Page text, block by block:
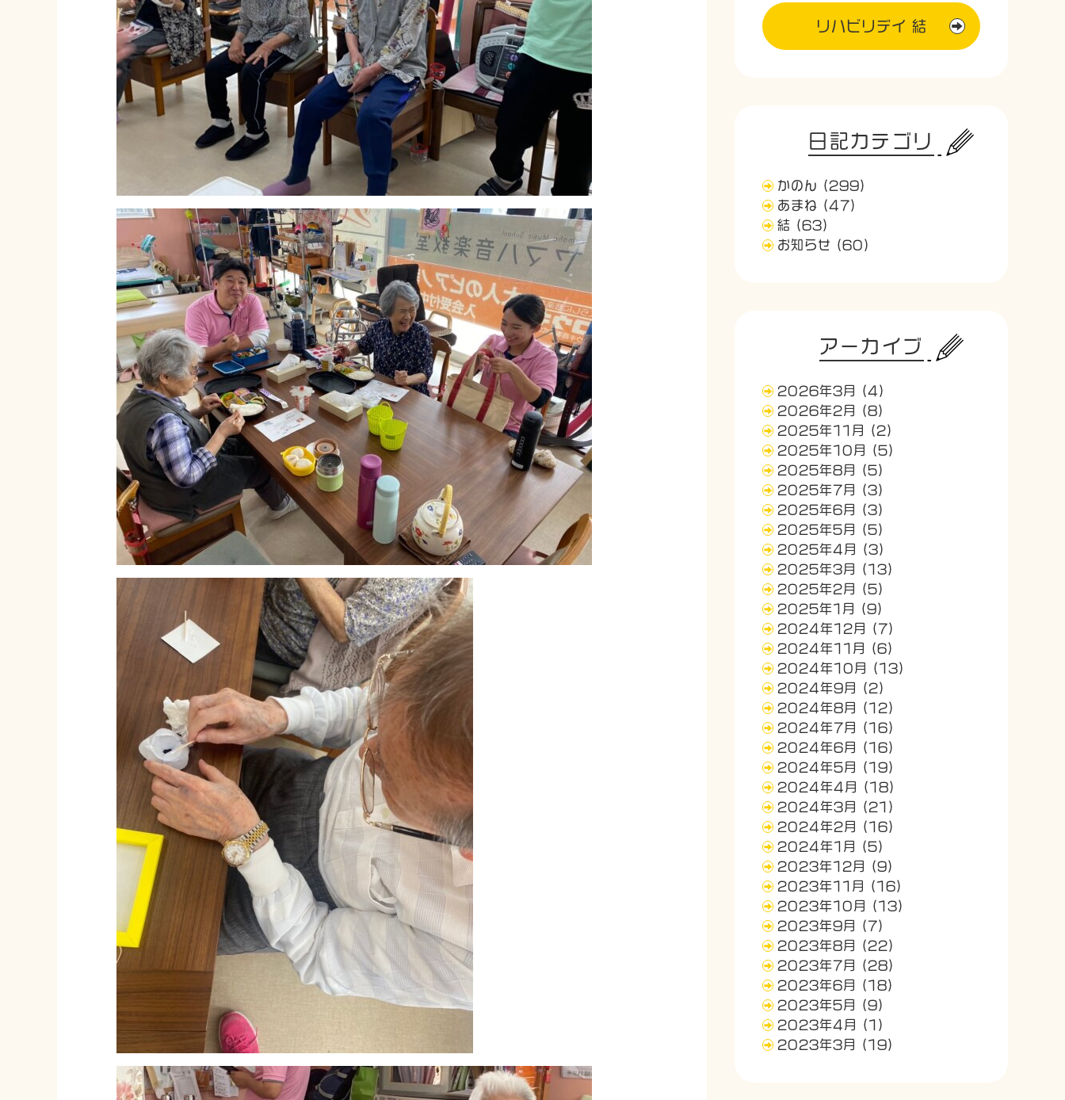
リハビリデイ 結
日記カテゴリ
かのん
(299)
あまね
(47)
結 (63)
お知らせ
(60)
アーカイブ
2026年3月
(4)
2026年2月
(8)
2025年11月
(2)
2025年10月
(5)
2025年8月
(5)
2025年7月
(3)
2025年6月
(3)
2025年5月
(5)
2025年4月
(3)
2025年3月
(13)
2025年2月
(5)
2025年1月
(9)
2024年12月
(7)
2024年11月
(6)
2024年10月
(13)
2024年9月
(2)
2024年8月
(12)
2024年7月
(16)
2024年6月
(16)
2024年5月
(19)
2024年4月
(18)
2024年3月
(21)
2024年2月
(16)
2024年1月
(5)
2023年12月
(9)
2023年11月
(16)
2023年10月
(13)
2023年9月
(7)
2023年8月
(22)
2023年7月
(28)
2023年6月
(18)
2023年5月
(9)
2023年4月
(1)
2023年3月
(19)